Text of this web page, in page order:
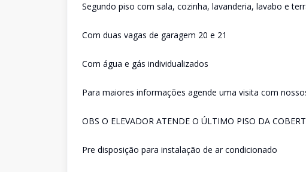
Segundo piso com sala, cozinha, lavanderia, lavabo e
Com duas vagas de garagem 20 e 21
Com água e gás individualizados
Para maiores informações agende uma visita com
OBS O ELEVADOR ATENDE O ÚLTIMO PISO DA
Pre disposição para instalação de ar condicionado